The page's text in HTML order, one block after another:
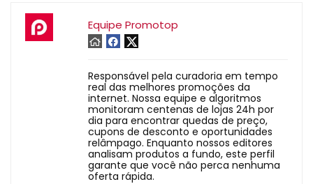
Equipe Promotop
Responsável pela curadoria em tempo
real das melhores promoções da
internet. Nossa equipe e algoritmos
monitoram centenas de lojas 24h por
dia para encontrar quedas de preço,
cupons de desconto e oportunidades
relâmpago. Enquanto nossos editores
analisam produtos a fundo, este perfil
garante que você não perca nenhuma
oferta rápida.